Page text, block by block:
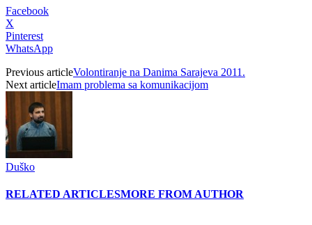
Facebook
X
Pinterest
WhatsApp
Previous articleVolontiranje na Danima Sarajeva 2011.
Next articleImam problema sa komunikacijom
Duško
RELATED ARTICLESMORE FROM AUTHOR